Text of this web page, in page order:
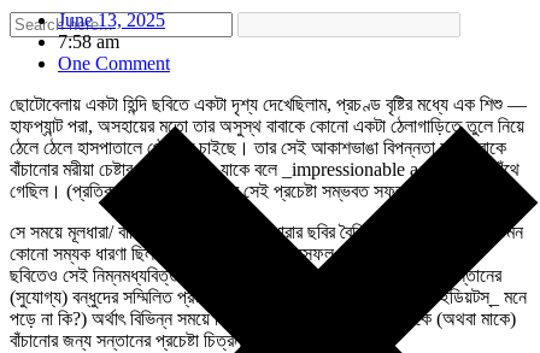
June 13, 2025
7:58 am
One Comment
ছোটোবেলায় একটা হিন্দি ছবিতে একটা দৃশ্য দেখেছিলাম, প্রচণ্ড বৃষ্টির মধ্যে এক শিশু —
হাফপ্যান্ট পরা, অসহায়ের মতো তার অসুস্থ বাবাকে কোনো একটা ঠেলাগাড়িতে তুলে নিয়ে
ঠেলে ঠেলে হাসপাতালে পৌঁছতে চাইছে। তার সেই আকাশভাঙা বিপন্নতা আর বাবাকে
বাঁচানোর মরীয়া চেষ্টার ছবি ঐ বয়সে, যাকে বলে _impressionable age_ , মনে গেঁথে
গেছিল। (প্রতিকূলতার বিরুদ্ধে ছেলের সেই প্রচেষ্টা সম্ভবত সফল হয়নি।)
সে সময়ে মূলধারা/ বাণিজ্যিক ধারা/ব্যতিক্রমী ধারার ছবির বৈশিষ্ট্য বা তফাৎ সম্পর্কে তেমন
কোনো সম্যক ধারণা ছিল না। অনেক পরে বাণিজ্যসফল তথাকথিত মূলধারার হিন্দি
ছবিতেও সেই নিম্নমধ্যবিত্ত পরিবারের অসুস্থ বাবাকে বাঁচানোর চেষ্টা, তাঁর সন্তানের
(সুযোগ্য) বন্ধুদের সম্মিলিত প্রয়াসে সার্থকতা পায়। (জনপ্রিয় ছবি _থ্রি ইডিয়টস্_ মনে
পড়ে না কি?) অর্থাৎ বিভিন্ন সময়ে বিভিন্ন ধরনের ছবিতে অসুস্থ বাবাকে (অথবা মাকে)
বাঁচানোর জন্য সন্তানের প্রচেষ্টা চিত্রনাট্যে চলে আসছে।